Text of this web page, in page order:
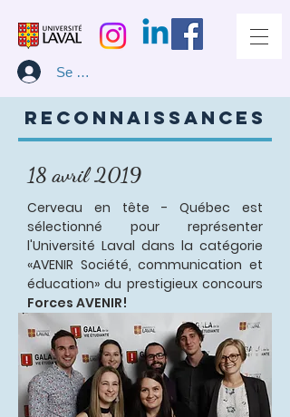
Se connecter
Reconnaissances
18 avril 2019
Cerveau en tête - Québec est
sélectionné pour représenter
l'Université Laval dans la catégorie
«AVENIR Société, communication et
éducation» du prestigieux concours
Forces AVENIR!